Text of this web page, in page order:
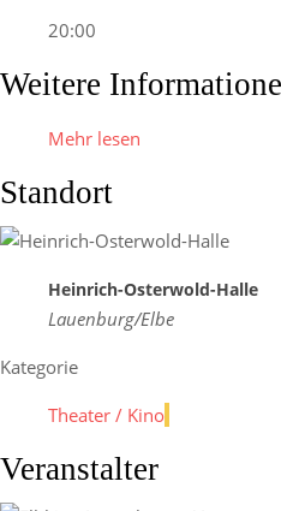
20:00
Weitere
Mehr lesen
Standort
Heinrich-Osterwold-Halle
Lauenburg/Elbe
Kategorie
Theater / Kino
Veranstalter